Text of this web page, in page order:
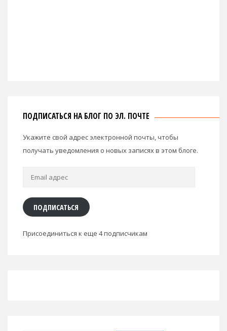
ПОДПИСАТЬСЯ НА БЛОГ ПО ЭЛ. ПОЧТЕ
Укажите свой адрес электронной почты, чтобы
получать уведомления о новых записях в этом блоге.
Email
ПОДПИСАТЬСЯ
Присоединиться к еще 4 подписчикам